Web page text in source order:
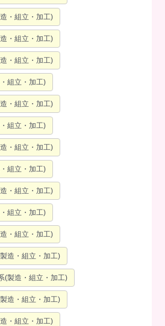
・組立・加工)
・組立・加工)
・組立・加工)
組立・加工)
・組立・加工)
組立・加工)
・組立・加工)
組立・加工)
・組立・加工)
組立・加工)
・組立・加工)
造・組立・加工)
(製造・組立・加工)
造・組立・加工)
・組立・加工)